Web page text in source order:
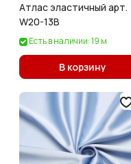
Атлас эластичный арт.
W20-13B
Есть в наличии: 19 м
В корзину